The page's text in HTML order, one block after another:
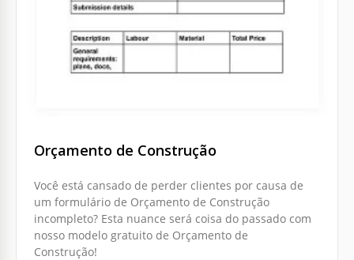
Orçamento de Construção
Você está cansado de perder clientes por causa de
um formulário de Orçamento de Construção
incompleto? Esta nuance será coisa do passado com
nosso modelo gratuito de Orçamento de
Construção!